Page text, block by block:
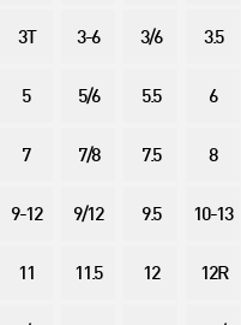
3T 3-6 3/6 3.5
5 5/6 5.5 6
7 7/8 7.5 8
9-12 9/12 9.5 10-13
11 11.5 12 12R